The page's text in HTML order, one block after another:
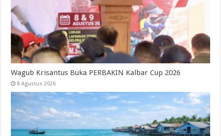
Wagub Krisantus Buka PERBAKIN Kalbar Cup 2026
8 Agustus 2026